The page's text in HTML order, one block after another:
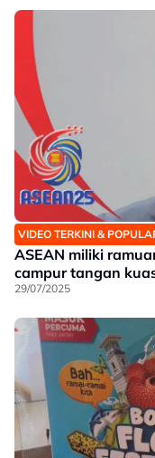
VIDEO TERKINI &
ASEAN miliki
campur tangan
29/07/2025